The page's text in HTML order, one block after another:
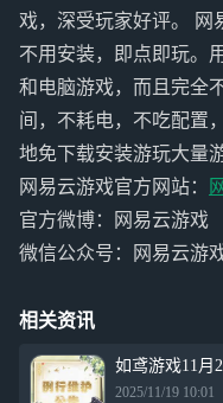
戏，深受玩家好评。 网
不用安装，即点即玩。
和电脑游戏，而且完全
间，不耗电，不吃配置
地免下载安装游玩大量游
网易云游戏官方网站：
官方微博：网易云游戏
微信公众号：网易云游
相关资讯
如鸢游戏11月
2025/11/19 10:01